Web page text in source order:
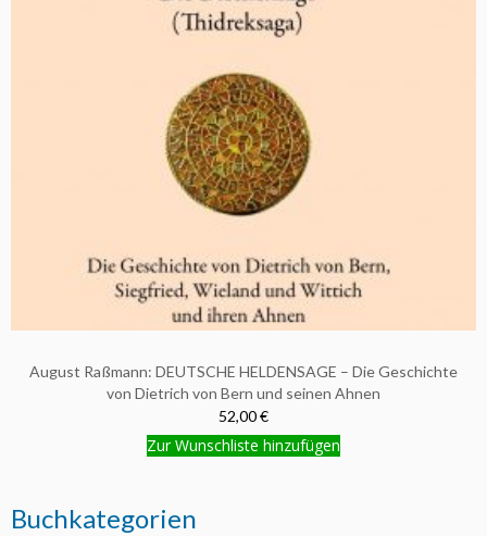
August Raßmann: DEUTSCHE HELDENSAGE – Die Geschichte
von Dietrich von Bern und seinen Ahnen
52,00 €
Zur Wunschliste hinzufügen
Buchkategorien